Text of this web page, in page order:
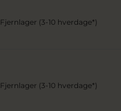
Fjernlager (3-10 hverdage*)
Fjernlager (3-10 hverdage*)